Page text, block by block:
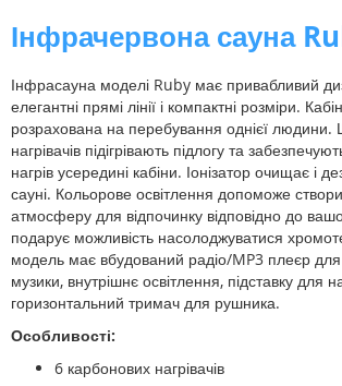
Інфрачервона сауна
Інфрасауна моделі Ruby має привабливий
елегантні прямі лінії і компактні розміри.
розрахована на перебування однієї людини.
нагрівачів підігрівають підлогу та
нагрів усередині кабіни. Іонізатор очищає і
сауні. Кольорове освітлення допоможе
атмосферу для відпочинку відповідно до
подарує можливість насолоджуватися
модель має вбудований радіо/MP3 плеєр
музики, внутрішнє освітлення, підставку для
горизонтальний тримач для рушника.
Особливості:
6 карбонових нагрівачів